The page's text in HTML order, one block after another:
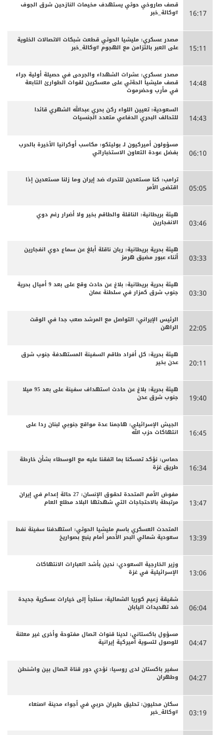
16:17
قصف صاروخي حوثي يستهدف مخيمات النازحين شرق الجوف
#وكالة_خبر
15:11
مصدر عسكري: مليشيا الحوثي قطعت شبكات الاتصالات الخلوية
على العبر بالتزامن مع الهجوم #وكالة_خبر
14:48
مصدر عسكري: عشرات الشهداء والجرحى ‏في حصيلة أولية جراء
قصف مليشيا الحةثي على معسكرين لقوات الطوارئ التابعة
في مأرب وحضرموت
14:43
السعودية: تعيين اللواء ركن بحري عبدالله الشهري قائدا
للتحالف البحري الدفاعي متعدد الجنسيات
06:10
مسؤولون أميركيون لـ بوليتكو: مكاسب أوكرانيا الأخيرة بالحرب
بفضل عودة التعاون الاستخباراتي
05:05
ترامب: كنا مستعدين للتحرك ضد إيران وما زلنا مستعدين إذا
اقتضى الأمر
03:46
هيئة بريطانية: الناقلة والطاقم بخير ولا أضرار رغم دوي
الانفجارين
03:33
هيئة بحرية بريطانية: ربان ناقلة أبلغ عن سماع دوي انفجارين
أثناء عبور مضيق هرمز
03:30
هيئة بحرية بريطانية: بلاغ عن حادث وقع على بعد 9 أميال بحرية
جنوب شرق كمزار في سلطنة عمان
22:05
الرئيس الإيراني: التواصل مع المرشد صعب جدا في الوقت
الراهن
20:11
هيئة بحرية: كل أفراد طاقم السفينة المستهدفة جنوب شرق
عدن بخير
19:40
هيئة بحرية: بلاغ عن حادث استهداف سفينة على بعد 95 ميلا
جنوب شرق عدن
16:45
الجيش الإسرائيلي: هاجمنا عدة مواقع جنوبي لبنان ردا على
انتهاكات حزب الله
16:34
حماس: نؤكد تمسكنا بما اتفقنا عليه مع الوسطاء بشأن خارطة
طريق غزة
13:47
مفوض الأمم المتحدة لحقوق الإنسان: 27 حالة إعدام في إيران
مرتبطة بالاحتجاجات التي شهدتها البلاد مطلع العام
13:39
المتحدث العسكري باسم مليشيا الحوثي: استهدفنا سفينة نفط
سعودية شمالي البحر الأحمر أمام ينبع بصواريخ
13:06
وزير الخارجية السعودي: ندين بأشد العبارات الانتهاكات
الإسرائيلية في غزة
06:04
شقيقة زعيم كوريا الشمالية: سنلجأ إلى خيارات عسكرية جديدة
ضد تهديدات اليابان
04:47
مسؤول باكستاني: لدينا قنوات اتصال مفتوحة وأخرى غير معلنة
للوصول لتسوية أميركية إيرانية
04:27
سفير باكستان لدى روسيا: نؤدي دور قناة اتصال بين واشنطن
وطهران
03:19
سكان محليون: تحليق طيران حربي في أجواء مدينة #صنعاء
#وكالة_خبر